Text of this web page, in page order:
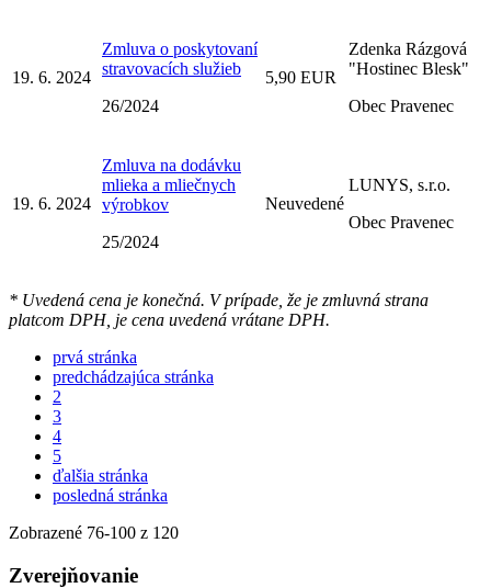
19. 6. 2024
Zmluva o poskytovaní
stravovacích služieb
26/2024
5,90 EUR
Zdenka Rázgová
"Hostinec Blesk"
Obec Pravenec
19. 6. 2024
Zmluva na dodávku
mlieka a mliečnych
výrobkov
25/2024
Neuvedené
LUNYS, s.r.o.
Obec Pravenec
* Uvedená cena je konečná. V prípade, že je zmluvná strana
platcom DPH, je cena uvedená vrátane DPH.
prvá stránka
predchádzajúca stránka
2
3
4
5
ďalšia stránka
posledná stránka
Zobrazené 76-100 z 120
Zverejňovanie